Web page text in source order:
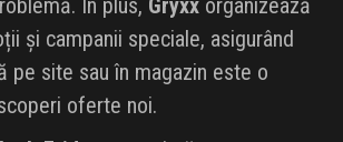
În plus, Gryxx organizează
și campanii speciale, asigurând
pe site sau în magazin este o
oferte noi.